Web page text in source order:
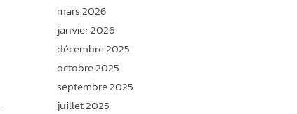
mars 2026
janvier 2026
décembre 2025
octobre 2025
septembre 2025
juillet 2025